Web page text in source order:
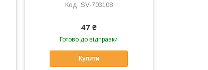
703108
SV-703108
47 ₴
Готово до відправки
Купити